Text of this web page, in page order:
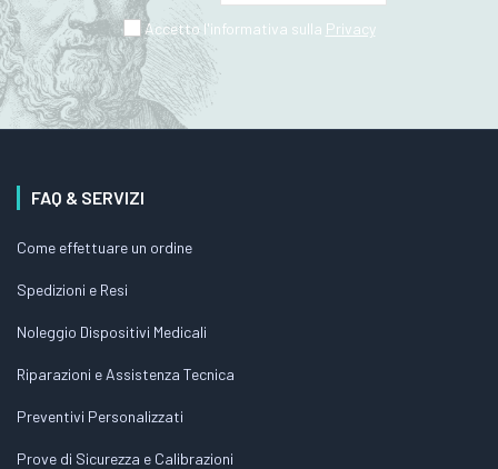
Accetto l'informativa sulla Privacy
FAQ & SERVIZI
Come effettuare un ordine
Spedizioni e Resi
Noleggio Dispositivi Medicali
Riparazioni e Assistenza Tecnica
Preventivi Personalizzati
Prove di Sicurezza e Calibrazioni